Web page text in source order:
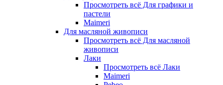
Просмотреть всё Для графики и
пастели
Maimeri
Для масляной живописи
Просмотреть всё Для масляной
живописи
Лаки
Просмотреть всё Лаки
Maimeri